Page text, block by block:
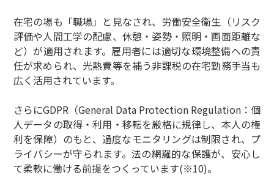
在宅の場も「職場」と見なされ、労働安全衛生（リスク
評価や人間工学の配慮、休憩・姿勢・照明・画面距離な
ど）が適用されます。雇用者には適切な環境整備への責
任が求められ、光熱費等を補う非課税の在宅勤務手当も
広く活用されています。
さらにGDPR（General Data Protection Regulation：個
人データの取得・利用・移転を厳格に規律し、本人の権
利を保障）のもと、過度なモニタリングは制限され、プ
ライバシーが守られます。法の網羅的な保護が、安心し
て柔軟に働ける前提をつくっています(※10)。